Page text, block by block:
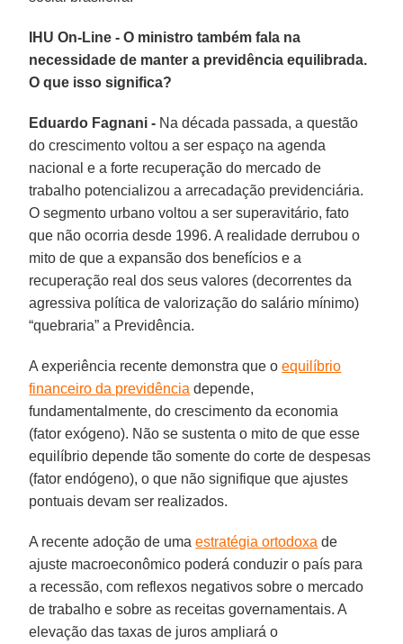
IHU On-Line - O ministro também fala na
necessidade de manter a previdência equilibrada.
O que isso significa?
Eduardo Fagnani - Na década passada, a questão
do crescimento voltou a ser espaço na agenda
nacional e a forte recuperação do mercado de
trabalho potencializou a arrecadação previdenciária.
O segmento urbano voltou a ser superavitário, fato
que não ocorria desde 1996. A realidade derrubou o
mito de que a expansão dos benefícios e a
recuperação real dos seus valores (decorrentes da
agressiva política de valorização do salário mínimo)
“quebraria” a Previdência.
A experiência recente demonstra que oequilíbrio
financeiro da previdência depende,
fundamentalmente, do crescimento da economia
(fator exógeno). Não se sustenta o mito de que esse
equilíbrio depende tão somente do corte de despesas
(fator endógeno), o que não signifique que ajustes
pontuais devam ser realizados.
A recente adoção de umaestratégia ortodoxa de
ajuste macroeconômico poderá conduzir o país para
a recessão, com reflexos negativos sobre o mercado
de trabalho e sobre as receitas governamentais. A
elevação das taxas de juros ampliará o